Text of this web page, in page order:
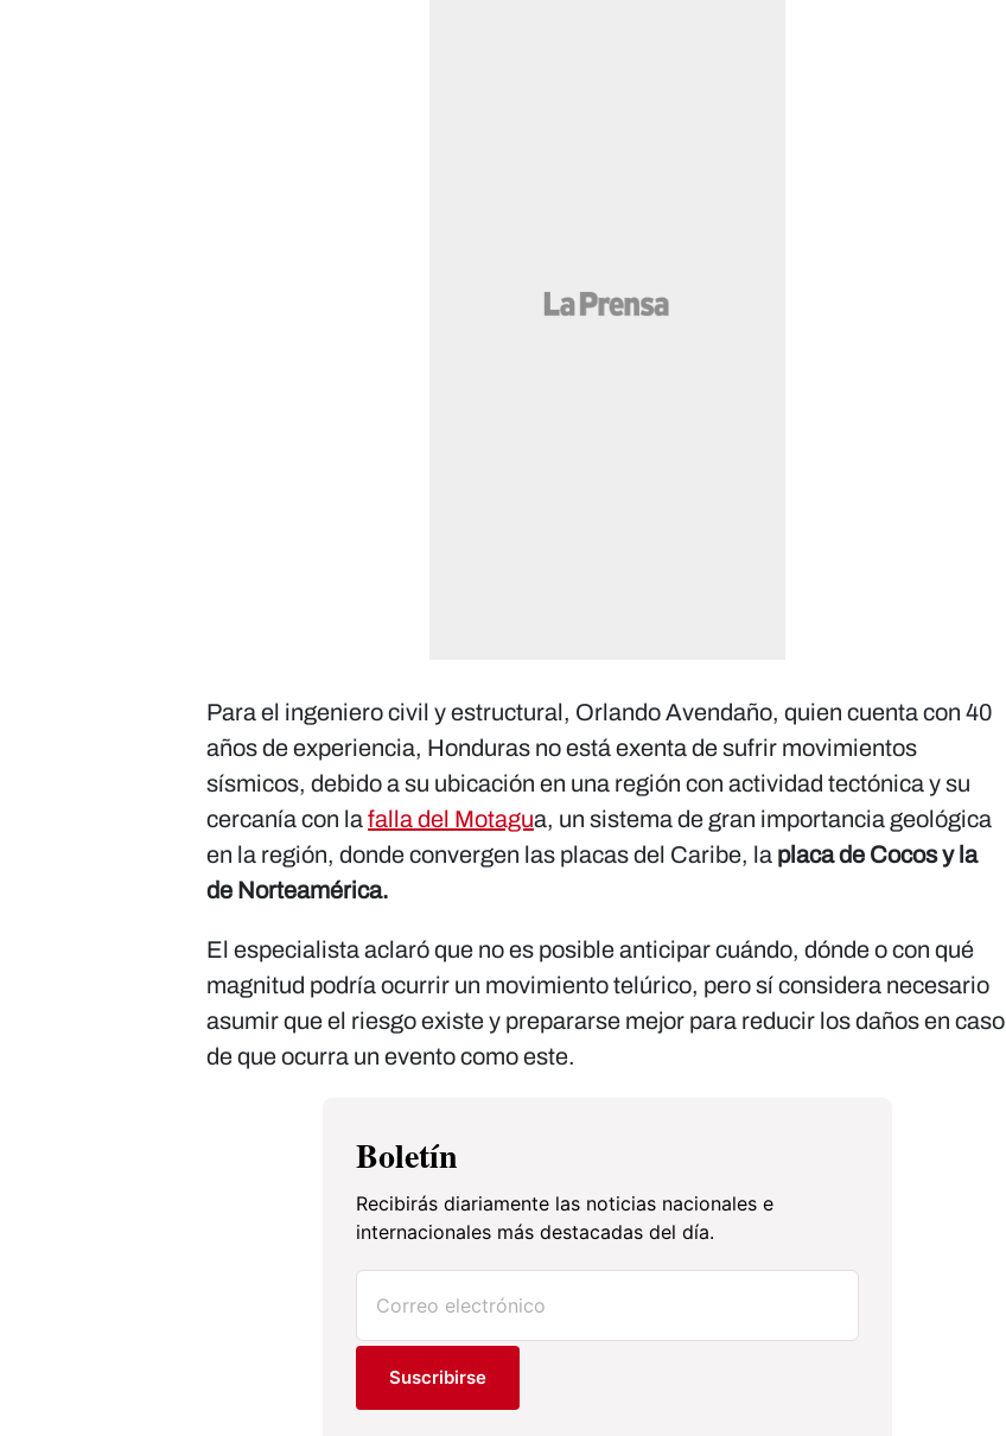
Para el ingeniero civil y estructural, Orlando Avendaño, quien cuenta con 40
años de experiencia, Honduras no está exenta de sufrir movimientos
sísmicos, debido a su ubicación en una región con actividad tectónica y su
cercanía con lafalla del Motagua, un sistema de gran importancia geológica
en la región, donde convergen las placas del Caribe, la placa de Cocos y la
de Norteamérica.
El especialista aclaró que no es posible anticipar cuándo, dónde o con qué
magnitud podría ocurrir un movimiento telúrico, pero sí considera necesario
asumir que el riesgo existe y prepararse mejor para reducir los daños en caso
de que ocurra un evento como este.
Boletín
Recibirás diariamente las noticias nacionales e
internacionales más destacadas del día.
Suscribirse